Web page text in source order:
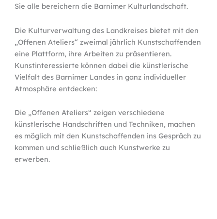
Sie alle bereichern die Barnimer Kulturlandschaft.
Die Kulturverwaltung des Landkreises bietet mit den
„Offenen Ateliers“ zweimal jährlich Kunstschaffenden
eine Plattform, ihre Arbeiten zu präsentieren.
Kunstinteressierte können dabei die künstlerische
Vielfalt des Barnimer Landes in ganz individueller
Atmosphäre entdecken:
Die „Offenen Ateliers“ zeigen verschiedene
künstlerische Handschriften und Techniken, machen
es möglich mit den Kunstschaffenden ins Gespräch zu
kommen und schließlich auch Kunstwerke zu
erwerben.